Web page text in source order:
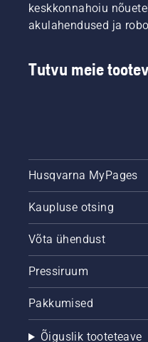
keskkonnahoiu
akulahendused ja
Tutvu meie
Husqvarna MyPages
Kaupluse otsing
Võta ühendust
Pressiruum
Pakkumised
Õiguslik tooteteave